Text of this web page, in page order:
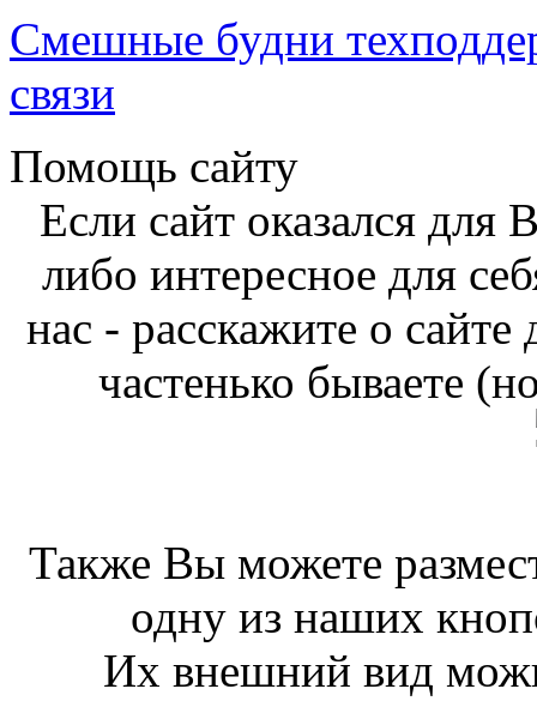
Смешные будни
связи
Помощь сайту
Если сайт оказался
либо интересное для
нас - расскажите о
частенько бываете
Также Вы можете
одну из наших
Их внешний вид